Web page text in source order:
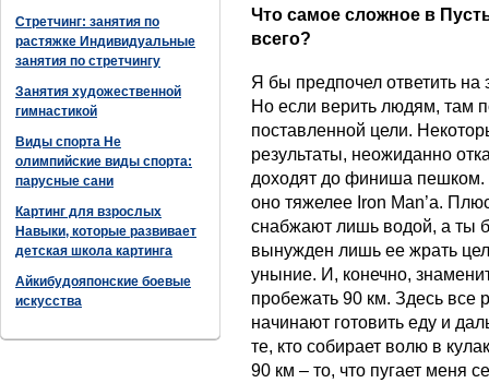
Стретчинг: занятия по
растяжке Индивидуальные
занятия по стретчингу
Занятия художественной
гимнастикой
Виды спорта Не
олимпийские виды спорта:
парусные сани
Картинг для взрослых
Навыки, которые развивает
детская школа картинга
Айкибудояпонские боевые
искусства
Что самое сложное в
всего?
Я бы предпочел ответить
Но если верить людям, там
поставленной цели.
результаты, неожиданно
доходят до финиша пешком.
оно тяжелее Iron Man’a.
снабжают лишь водой, а ты
вынужден лишь ее жрать
уныние. И, конечно,
пробежать 90 км. Здесь все
начинают готовить еду и
те, кто собирает волю в
90 км – то, что пугает меня